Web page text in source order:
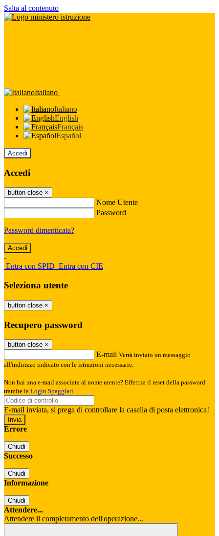
Salta al contenuto
Italiano
Italiano
English
Français
Español
Accedi
Accedi
button close ×
Nome Utente
Password
Password dimenticata?
-
Entra con SPID Entra con CIE
Seleziona utente
button close ×
Recupero password
button close ×
E-mail Verrà inviato un messaggio
all'indirizzo indicato con le istruzioni necessarie.
Non hai una e-mail associata al nome utente? Effettua il reset della password
tramite la Login Spaggiari
E-mail inviata, si prega di controllare la casella di posta elettronica!
Errore
Chiudi
Successo
Chiudi
Informazione
Chiudi
Attendere...
Attendere il completamento dell'operazione...